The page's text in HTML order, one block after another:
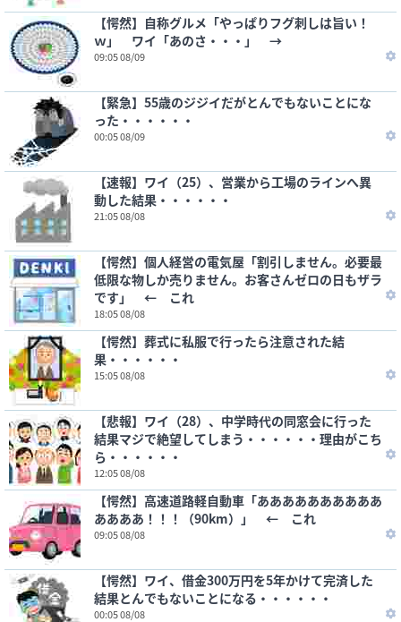
【愕然】自称グルメ「やっぱりフグ刺しは旨い！
ｗ」 ワイ「あのさ・・・」 →
09:05 08/09
【緊急】55歳のジジイだがとんでもないことにな
った・・・・・・
00:05 08/09
【速報】ワイ（25）、営業から工場のラインへ異
動した結果・・・・・・
21:05 08/08
【愕然】個人経営の電気屋「割引しません。必要最
低限な物しか売りません。お客さんゼロの日もザラ
です」 ← これ
18:05 08/08
【愕然】葬式に私服で行ったら注意された結
果・・・・・・
15:05 08/08
【悲報】ワイ（28）、中学時代の同窓会に行った
結果マジで絶望してしまう・・・・・・理由がこち
ら・・・・・・
12:05 08/08
【愕然】高速道路軽自動車「ああああああああああ
ああああ！！！（90km）」 ← これ
09:05 08/08
【愕然】ワイ、借金300万円を5年かけて完済した
結果とんでもないことになる・・・・・・
00:05 08/08